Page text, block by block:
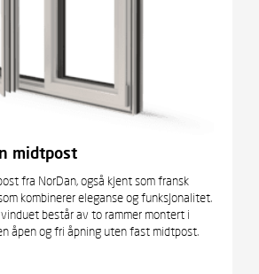
midtpost
fra NorDan, også kjent som fransk
kombinerer eleganse og funksjonalitet.
består av to rammer montert i
åpen og fri åpning uten fast midtpost.